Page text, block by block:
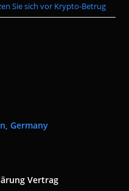
Sie sich vor Krypto-Betrug
Germany
Vertrag